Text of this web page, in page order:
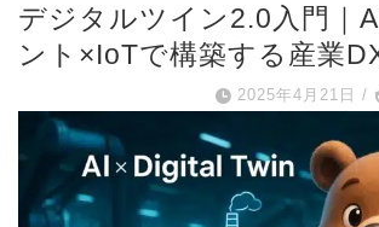
デジタルツイン2.0入門｜
ント×IoTで構築する産業
2025年4月21日 /